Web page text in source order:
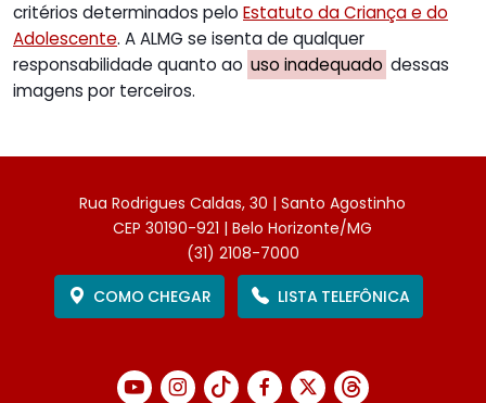
critérios determinados pelo Estatuto da Criança e do
Adolescente. A ALMG se isenta de qualquer
responsabilidade quanto ao uso inadequado dessas
imagens por terceiros.
Rua Rodrigues Caldas, 30 | Santo Agostinho
CEP 30190-921 | Belo Horizonte/MG
(31) 2108-7000
COMO CHEGAR
LISTA TELEFÔNICA